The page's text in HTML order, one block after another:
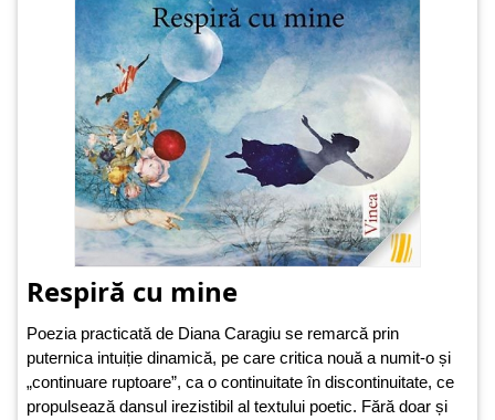
Respiră cu mine
Poezia practicată de Diana Caragiu se remarcă prin
puternica intuiție dinamică, pe care critica nouă a numit-o și
„continuare ruptoare”, ca o continuitate în discontinuitate, ce
propulsează dansul irezistibil al textului poetic. Fără doar și